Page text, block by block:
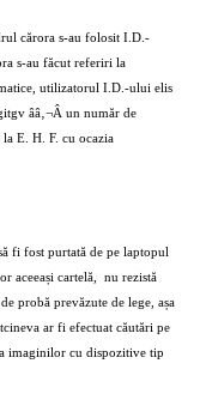
cărora s-au folosit I.D.-
s-au făcut referiri la
utilizatorul I.D.-ului elis
ââ‚¬Â un număr de
E. H. F. cu ocazia
fi fost purtată de pe laptopul
aceeași cartelă,
nu rezistă
probă prevăzute de lege, așa
ar fi efectuat căutări pe
imaginilor cu dispozitive tip